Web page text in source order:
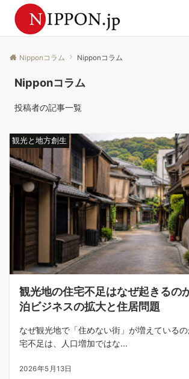
Nipponコラム Nipponコラム
Nipponコラム
投稿者の記事一覧
観光と地方創生
観光地の住宅不足はなぜ起きるの
泊ビジネスの拡大と住居問題
なぜ観光地で「住めない街」が増えている
宅不足は、人口増加ではな...
2026年5月13日